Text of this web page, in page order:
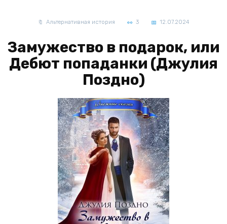
Альтернативная история 3 12.07.2024
Замужество в подарок, или
Дебют попаданки (Джулия
Поздно)